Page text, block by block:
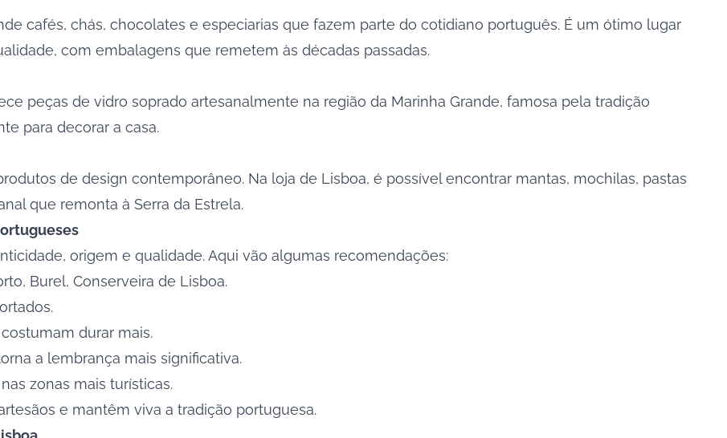
cafés, chás, chocolates e especiarias que fazem parte do cotidiano português. É um ótimo lugar
com embalagens que remetem às décadas passadas.
peças de vidro soprado artesanalmente na região da Marinha Grande, famosa pela tradição
para decorar a casa.
de design contemporâneo. Na loja de Lisboa, é possível encontrar mantas, mochilas, pastas
que remonta à Serra da Estrela.
origem e qualidade. Aqui vão algumas recomendações:
Burel, Conserveira de Lisboa.
durar mais.
a lembrança mais significativa.
nas zonas mais turísticas.
e mantêm viva a tradição portuguesa.